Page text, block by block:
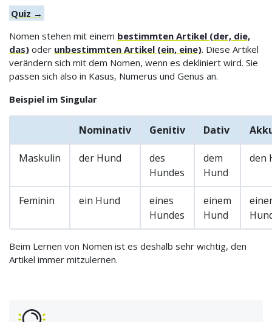
Quiz →
Nomen stehen mit einem bestimmten Artikel (der, die,
das) oder unbestimmten Artikel (ein, eine). Diese Artikel
verändern sich mit dem Nomen, wenn es dekliniert wird. Sie
passen sich also in Kasus, Numerus und Genus an.
Beispiel im Singular
Nominativ Genitiv Dativ
Maskulin der Hund
des
Hundes
dem
Hund
den
Feminin ein Hund
eines
Hundes
einem
Hund
Beim Lernen von Nomen ist es deshalb sehr wichtig, den
Artikel immer mitzulernen.